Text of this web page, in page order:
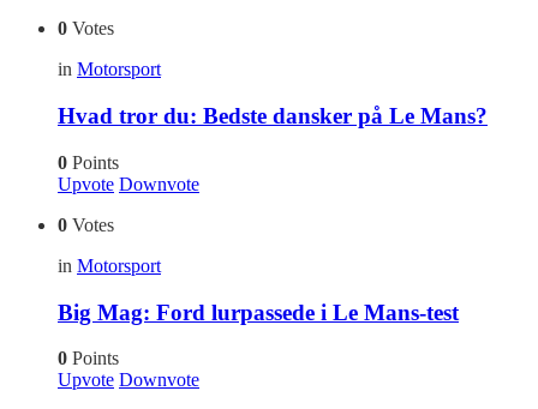
0 Votes
in Motorsport
Hvad tror du: Bedste dansker på Le Mans?
0 Points
Upvote Downvote
0 Votes
in Motorsport
Big Mag: Ford lurpassede i Le Mans-test
0 Points
Upvote Downvote